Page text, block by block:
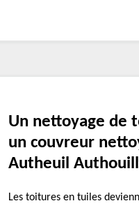
Un nettoyage de
un couvreur
Autheuil
Les toitures en tuiles